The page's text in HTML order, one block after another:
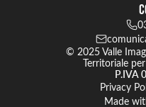
© 2025 Valle
Territoriale
P.IVA
Privacy
Made